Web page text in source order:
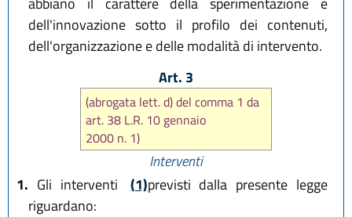
dell'innovazione sotto il profilo dei contenuti,
dell'organizzazione e delle modalità di intervento.
Art. 3
(abrogata lett. d) del comma 1 da
art. 38 L.R. 10 gennaio
2000 n. 1)
Interventi
1. Gli interventi (1)previsti dalla presente legge
riguardano: